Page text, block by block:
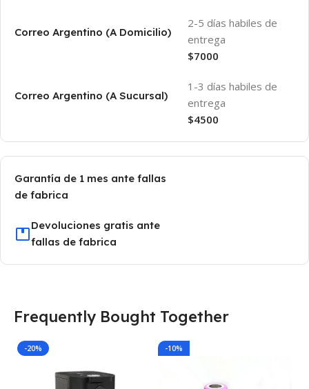
Correo Argentino (A Domicilio)
2-5 días habiles de
entrega
$7000
Correo Argentino (A Sucursal)
1-3 días habiles de
entrega
$4500
Garantía de 1 mes ante fallas
de fabrica
Devoluciones gratis ante
fallas de fabrica
Frequently Bought Together
-20% -10%